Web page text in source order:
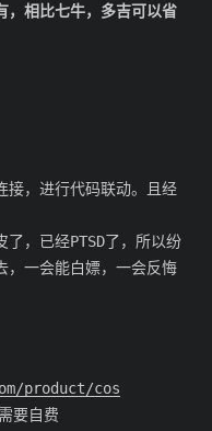
，相比七牛，多吉可以省
接，进行代码联动。且经
，已经PTSD了，所以纷
，一会能白嫖，一会反悔
product/cos
要自费